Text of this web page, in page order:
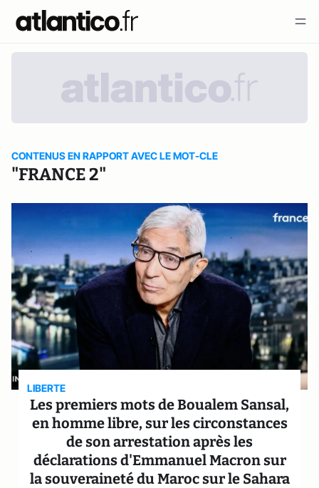
CONTENUS EN RAPPORT AVEC LE MOT-CLE
"FRANCE 2"
LIBERTE
Les premiers mots de Boualem Sansal,
en homme libre, sur les circonstances
de son arrestation après les
déclarations d'Emmanuel Macron sur
la souveraineté du Maroc sur le Sahara